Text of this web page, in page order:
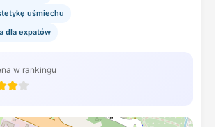
uśmiechu
dla expatów
w rankingu